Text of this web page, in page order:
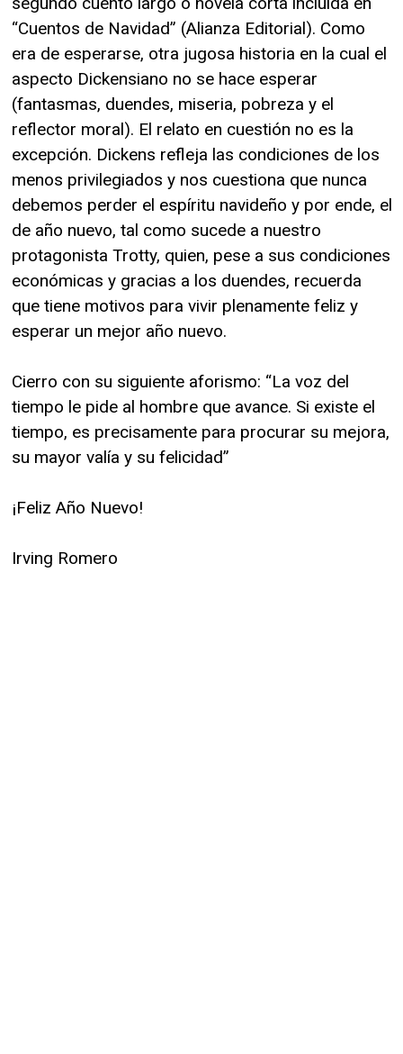
“Cuentos de Navidad” (Alianza Editorial). Como
era de esperarse, otra jugosa historia en la cual el
aspecto Dickensiano no se hace esperar
(fantasmas, duendes, miseria, pobreza y el
reflector moral). El relato en cuestión no es la
excepción. Dickens refleja las condiciones de los
menos privilegiados y nos cuestiona que nunca
debemos perder el espíritu navideño y por ende, el
de año nuevo, tal como sucede a nuestro
protagonista Trotty, quien, pese a sus condiciones
económicas y gracias a los duendes, recuerda
que tiene motivos para vivir plenamente feliz y
esperar un mejor año nuevo.
Cierro con su siguiente aforismo: “La voz del
tiempo le pide al hombre que avance. Si existe el
tiempo, es precisamente para procurar su mejora,
su mayor valía y su felicidad”
¡Feliz Año Nuevo!
Irving Romero